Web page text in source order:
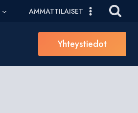
AMMATTILAISET
Yhteystiedot